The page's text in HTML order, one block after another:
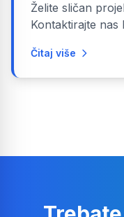
Želite sličan
Kontaktirajte nas
Čitaj više